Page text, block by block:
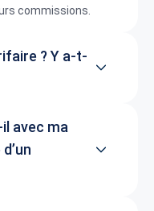
commissions.
? Y a-t-
avec ma